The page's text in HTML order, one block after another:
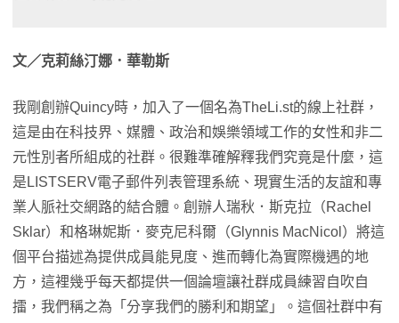
文／克莉絲汀娜．華勒斯
我剛創辦Quincy時，加入了一個名為TheLi.st的線上社群，
這是由在科技界、媒體、政治和娛樂領域工作的女性和非二
元性別者所組成的社群。很難準確解釋我們究竟是什麼，這
是LISTSERV電子郵件列表管理系統、現實生活的友誼和專
業人脈社交網路的結合體。創辦人瑞秋．斯克拉（Rachel
Sklar）和格琳妮斯．麥克尼科爾（Glynnis MacNicol）將這
個平台描述為提供成員能見度、進而轉化為實際機遇的地
方，這裡幾乎每天都提供一個論壇讓社群成員練習自吹自
擂，我們稱之為「分享我們的勝利和期望」。這個社群中有